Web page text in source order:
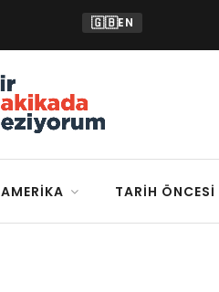
🇬🇧EN
AMERIKA TARIH ÖNCESI